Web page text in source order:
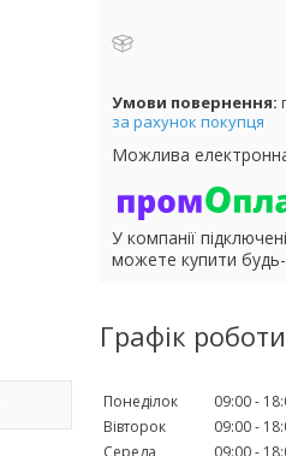
за рахунок покупця
У компанії
можете купити
Графік роботи
Понеділок 09:00
Вівторок
09:00
Середа
09:00